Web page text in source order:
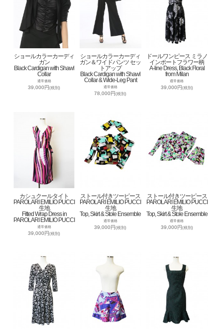
ショールカラーカーディ
ガン
Black Cardigan with Shawl
Collar
通常価格
39,000円(税別)
ショールカラーカーディ
ガン＆ワイドパンツ セッ
トアップ
Black Cardigan with Shawl
Collar & Wide-Leg Pant
通常価格
78,000円(税別)
ドールワンピース ミラノ
インポートフラワー柄
A-line Dress, Black Floral
from Milan
通常価格
39,000円(税別)
カシュクールタイト
PAROLARI EMILIO PUCCI
生地
Fitted Wrap Dress in
PAROLARI EMILIO PUCCI
通常価格
39,000円(税別)
ストール付きツーピース
PAROLARI EMILIO PUCCI
生地
Top, Skirt & Stole Ensemble
通常価格
39,000円(税別)
ストール付きツーピース
PAROLARI EMILIO PUCCI
生地
Top, Skirt & Stole Ensemble
通常価格
39,000円(税別)